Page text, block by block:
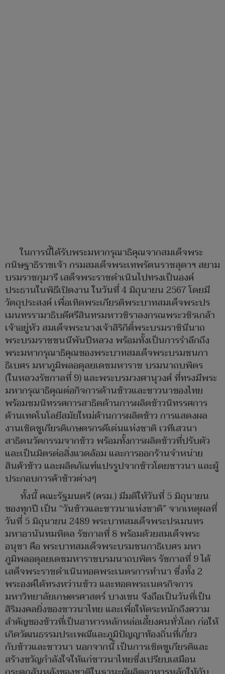
ในการนี้ได้รับพระมหากรุณาธิคุณจากสมเด็จพระ
กนิษฐาธิราชเจ้า กรมสมเด็จพระเทพรัตนราชสุดาฯ สยาม
บรมราชกุมารี เสด็จพระราชดำเนินไปทรงเป็นองค์
ประธานในพิธีเปิดงาน ในวันที่ 4 มิถุนายน 2567 โดยมี
วัตถุประสงค์ เพื่อเทิดพระเกียรติพระบาทสมเด็จพระปร
เมนทรรามาธิบดีศรีสินทรมหาวชิราลงกรณพระวชิรเกล้า
เจ้าอยู่หัว สมเด็จพระนางเจ้าสิริกิติ์พระบรมราชินีนาถ
พระบรมราชชนนีพันปีหลวง พร้อมทั้งเป็นการรำลึกถึง
พระมหากรุณาธิคุณของพระบาทสมเด็จพระบรมชนกา
ธิเบศร มหาภูมิพลอดุลยเดชมหาราช บรมนาถบพิตร
(ในหลวงรัชกาลที่ 9) และพระบรมวงศานุวงศ์ ที่ทรงมีพระ
มหากรุณาธิคุณต่อกิจการด้านข้าวและชาวนาของไทย
พร้อมชมนิทรรศการสาธิตด้านการผลิตข้าวนิทรรศการ
ด้านเทคโนโลยีสมัยใหม่ด้านการผลิตข้าว การแสดงผล
งานเชิดชูเกียรติเกษตรกรดีเด่นแห่งชาติ เวทีเสวนา
สาธิตนวัตกรรมจากข้าว พร้อมทั้งการผลิตข้าวที่ปรับตัว
และเป็นมิตรต่อสิ่งแวดล้อม และการออกร้านจำหน่าย
สินค้าข้าว และผลิตภัณฑ์แปรรูปจากข้าวโดยชาวนา และผู้
ประกอบการค้าข้าวต่างๆ
ทั้งนี้ คณะรัฐมนตรี (ครม.) มีมติให้วันที่ 5 มิถุนายน
ของทุกปี เป็น “วันข้าวและชาวนาแห่งชาติ” จากเหตุผลที่
วันที่ 5 มิถุนายน 2489 พระบาทสมเด็จพระปรเมนทร
มหาอานันทมหิดล รัชกาลที่ 8 พร้อมด้วยสมเด็จพระ
อนุชา คือ พระบาทสมเด็จพระบรมชนกาธิเบศร มหา
ภูมิพลอดุลยเดชมหาราชบรมนาถบพิตร รัชกาลที่ 9 ได้
เสด็จพระราชดำเนินทอดพระเนตรการทำนา ซึ่งทั้ง 2
พระองค์ได้ทรงหว่านข้าว และทอดพระเนตรกิจการ
มหาวิทยาลัยเกษตรศาสตร์ บางเขน จึงถือเป็นวันที่เป็น
สิริมงคลยิ่งของชาวนาไทย และเพื่อให้ตระหนักถึงความ
สำคัญของข้าวที่เป็นอาหารหลักหล่อเลี้ยงคนทั่วโลก ก่อให้
เกิดวัฒนธรรมประเพณีและภูมิปัญญาท้องถิ่นที่เกี่ยว
กับข้าวและชาวนา นอกจากนี้ เป็นการเชิดชูเกียรติและ
สร้างขวัญกำลังใจให้แก่ชาวนาไทยซึ่งเปรียบเสมือน